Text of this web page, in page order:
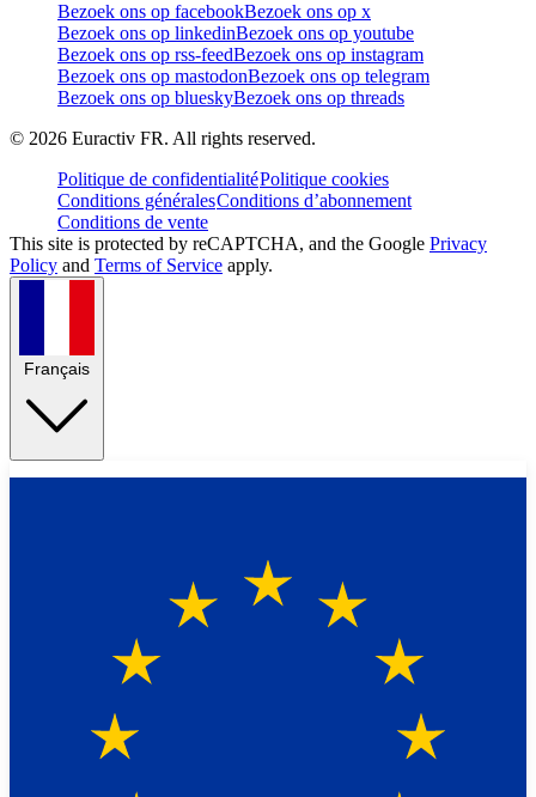
Bezoek ons op facebookBezoek ons op x
Bezoek ons op linkedinBezoek ons op youtube
Bezoek ons op rss-feedBezoek ons op instagram
Bezoek ons op mastodonBezoek ons op telegram
Bezoek ons op blueskyBezoek ons op threads
© 2026 Euractiv FR. All rights reserved.
Politique de confidentialitéPolitique cookies
Conditions généralesConditions d’abonnement
Conditions de vente
This site is protected by reCAPTCHA, and the Google Privacy
Policy and Terms of Service apply.
Français